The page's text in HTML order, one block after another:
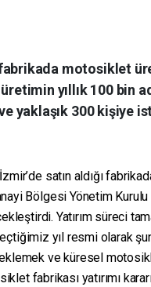
motosiklet
yıllık 100 bin
yaklaşık 300 kişiye
satın aldığı
Bölgesi Yönetim Kurulu
Yatırım süreci
yıl resmi olarak
ve küresel
fabrikası yatırımı